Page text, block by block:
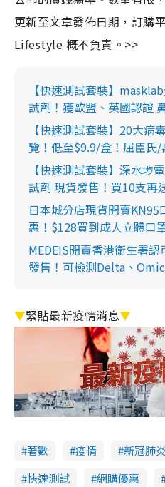
更新至文章發佈日期，訂購
Lifestyle 概不負責。>>
【快速測試套裝】
試劑！獲歐盟、英國認證
【快速測試套裝】20大病
覽！低至$9.9/盒！屈臣
【快速測試套裝】深水埗
試劑 現貨發售！買10支再
日本城分店現貨開賣
惠！$128買到成人立體口
MEDEIS開賣香港衛生署
發售！可檢測Delta、
▼緊貼最新疫情消息▼
著數 疫情 新冠肺炎
快速測試
網購優惠